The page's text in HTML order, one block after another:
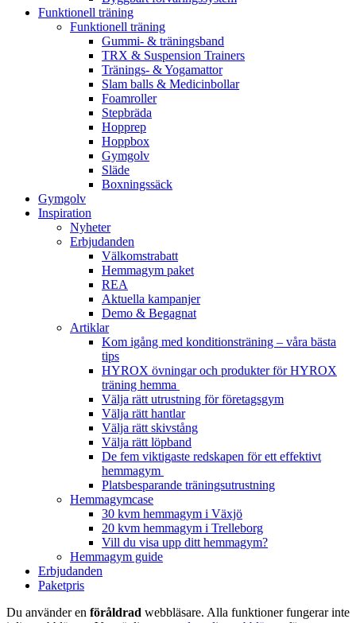
Funktionell träning
Funktionell träning
Gummi- & träningsband
TRX & Suspension Trainers
Tränings- & Yogamattor
Slam balls & Medicinbollar
Foamroller
Stepbräda
Hopprep
Hoppbox
Gymgolv
Släde
Boxningssäck
Gymgolv
Inspiration
Nyheter
Erbjudanden
Välkomstrabatt
Hemmagym paket
REA
Aktuella kampanjer
Demo & Begagnat
Artiklar
Kom igång med konditionsträning – våra bästa
tips
HYROX övningar och produkter för HYROX
träning hemma
Välja rätt utrustning för företagsgym
Välja rätt hantlar
Välja rätt skivstång
Välja rätt löpband
De fem viktigaste redskapen för ett effektivt
hemmagym
Platsbesparande träningsutrustning
Hemmagymcase
30 kvm hemmagym i Växjö
20 kvm hemmagym i Trelleborg
Vill du visa upp ditt hemmagym?
Hemmagym guide
Erbjudanden
Paketpris
Du använder en föråldrad webbläsare. Alla funktioner fungerar inte